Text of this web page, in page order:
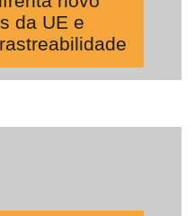
da UE e